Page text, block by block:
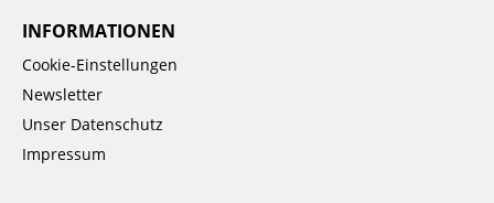
INFORMATIONEN
Cookie-Einstellungen
Newsletter
Unser Datenschutz
Impressum